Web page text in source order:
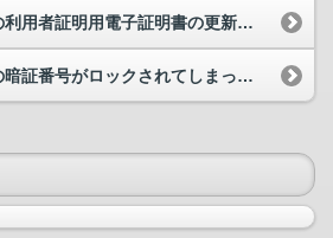
マイナンバーカードの利用者証明用電子証明書の更新をしました。更新してすぐにマイナンバーカードの...
マイナンバーカードの暗証番号がロックされてしまったのですが、健康保険証としては利用できますか。